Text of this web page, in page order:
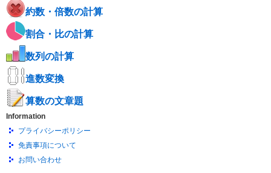
約数・倍数の計算
割合・比の計算
数列の計算
進数変換
算数の文章題
Information
プライバシーポリシー
免責事項について
お問い合わせ